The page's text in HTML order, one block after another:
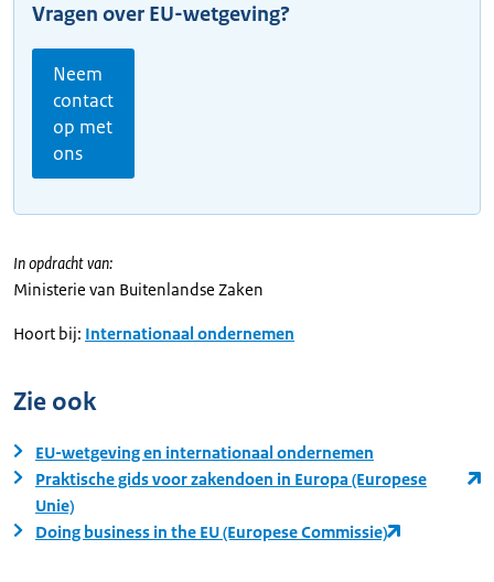
Vragen over EU-wetgeving?
Neem
contact
op met
ons
In opdracht van:
Ministerie van Buitenlandse Zaken
Hoort bij: Internationaal ondernemen
Zie ook
EU-wetgeving en internationaal ondernemen
Praktische gids voor zakendoen in Europa (Europese
Unie)
Doing business in the EU (Europese Commissie)